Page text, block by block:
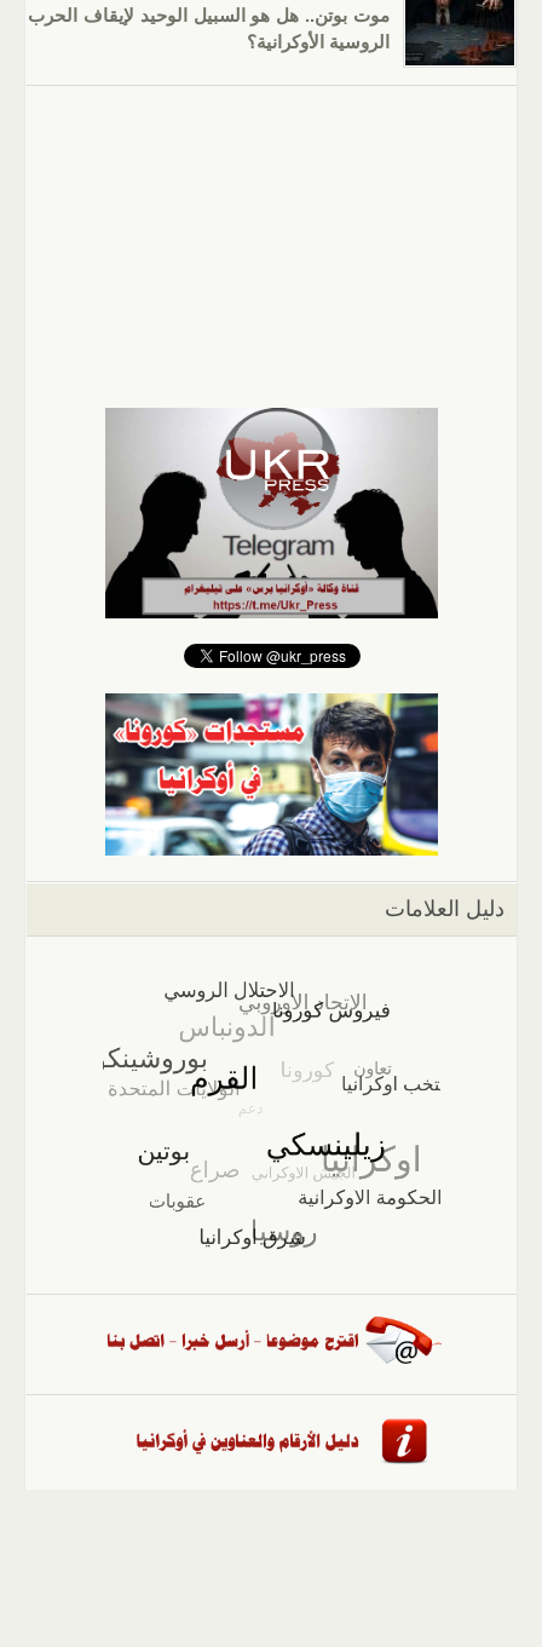
موت بوتن.. هل هو السبيل الوحيد لإيقاف الحرب
الروسية الأوكرانية؟
دليل العلامات